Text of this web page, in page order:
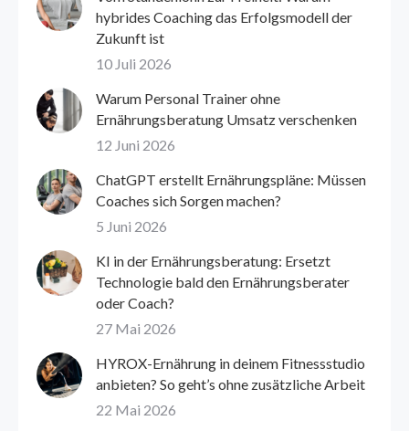
hybrides Coaching das Erfolgsmodell der
Zukunft ist
10 Juli 2026
Warum Personal Trainer ohne
Ernährungsberatung Umsatz verschenken
12 Juni 2026
ChatGPT erstellt Ernährungspläne: Müssen
Coaches sich Sorgen machen?
5 Juni 2026
KI in der Ernährungsberatung: Ersetzt
Technologie bald den Ernährungsberater
oder Coach?
27 Mai 2026
HYROX-Ernährung in deinem Fitnessstudio
anbieten? So geht’s ohne zusätzliche Arbeit
22 Mai 2026